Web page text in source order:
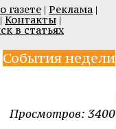
газете | Реклама |
| Контакты |
в статьях
События недели
Просмотров: 3400